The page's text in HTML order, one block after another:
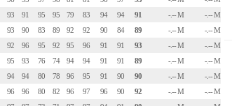
93 91 95 95 79 83 94 94 91 -.-- M
-.-- M
93 90 83 89 92 92 90 84 89 -.-- M
-.-- M
92 96 95 92 95 96 91 91 93 -.-- M
-.-- M
95 93 76 74 94 94 91 91 89 -.-- M
-.-- M
94 94 80 78 96 95 91 90 90 -.-- M
-.-- M
96 96 80 82 96 97 96 90 92 -.-- M
-.-- M